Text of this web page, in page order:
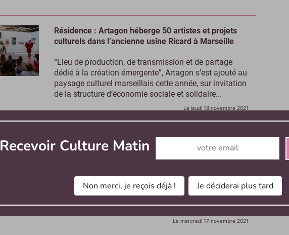
Résidence : Artagon héberge 50 artistes et projets
culturels dans l’ancienne usine Ricard à Marseille
“Lieu de production, de transmission et de partage
dédié à la création émergente”, Artagon s’est ajouté au
paysage culturel marseillais cette année, sur invitation
de la structure d’économie sociale et solidaire...
Le jeudi 18 novembre 2021
Patrimoine : un festival mêlant musique, arts et
philosophie au Collège des Bernardins (Paris)
Pôle de recherche et d’enseignement à vocation
spirituelle, le Collège des Bernardins (Paris 5e)
renouvelle sa stratégie de programmation culturelle
avec une série de festivals thématiques sur l’année...
Le mercredi 17 novembre 2021
Recevoir Culture Matin Abonnez-vous à notre
Non merci, je reçois déjà ! Je déciderai plus tard